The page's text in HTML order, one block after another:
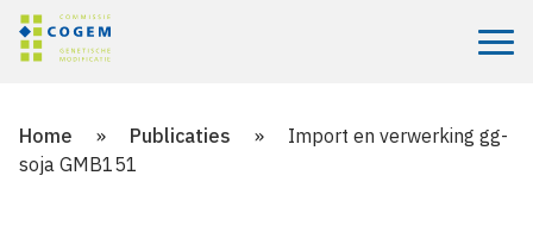
Menu
Home » Publicaties »
Import en verwerking gg-
soja GMB151